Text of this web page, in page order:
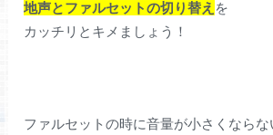
地声とファルセットの切り替え を
カッチリとキメましょう！
ファルセットの時に音量が小さくならな